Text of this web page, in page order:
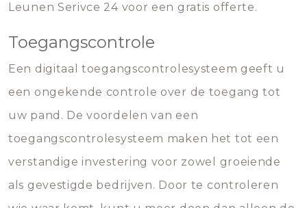
Leunen Serivce 24 voor een gratis offerte.
Toegangscontrole
Een digitaal toegangscontrolesysteem geeft u
een ongekende controle over de toegang tot
uw pand. De voordelen van een
toegangscontrolesysteem maken het tot een
verstandige investering voor zowel groeiende
als gevestigde bedrijven. Door te controleren